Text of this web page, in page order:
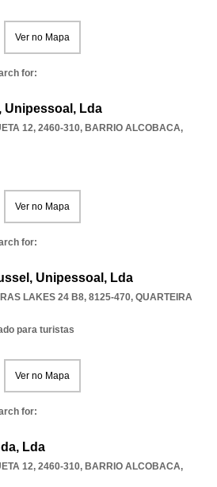
Ver no Mapa
for:
Unipessoal, Lda
12, 2460-310, BARRIO ALCOBACA,
Ver no Mapa
for:
Unipessoal, Lda
LAKES 24 B8, 8125-470, QUARTEIRA
para turistas
Ver no Mapa
for:
Lda
12, 2460-310, BARRIO ALCOBACA,